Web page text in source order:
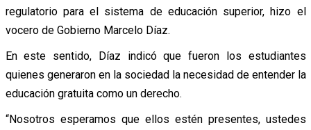
regulatorio para el sistema de educación superior, hizo el
vocero de Gobierno Marcelo Díaz.
En este sentido, Díaz indicó que fueron los estudiantes
quienes generaron en la sociedad la necesidad de entender la
educación gratuita como un derecho.
“Nosotros esperamos que ellos estén presentes, ustedes